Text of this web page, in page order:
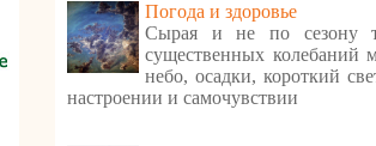
Погода и здоровье
Сырая и не по сезону
существенных колебаний
небо, осадки, короткий
настроении и самочувствии